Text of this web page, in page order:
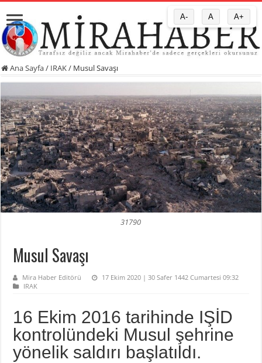
Ana Sayfa/ IRAK/ Musul Savaşı
31790
Musul Savaşı
Mira Haber Editörü
17 Ekim 2020 | 30 Safer 1442 Cumartesi 09:32
IRAK
16 Ekim 2016 tarihinde IŞİD
kontrolündeki Musul şehrine
yönelik saldırı başlatıldı.
A- A A+